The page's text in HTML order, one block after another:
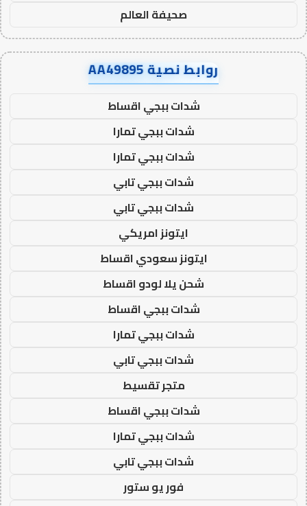
صحيفة العالم
روابط نصية AA49895
شدات ببجي اقساط
شدات ببجي تمارا
شدات ببجي تمارا
شدات ببجي تابي
شدات ببجي تابي
ايتونز امريكي
ايتونز سعودي اقساط
شحن يلا لودو اقساط
شدات ببجي اقساط
شدات ببجي تمارا
شدات ببجي تابي
متجر تقسيط
شدات ببجي اقساط
شدات ببجي تمارا
شدات ببجي تابي
فور يو ستور